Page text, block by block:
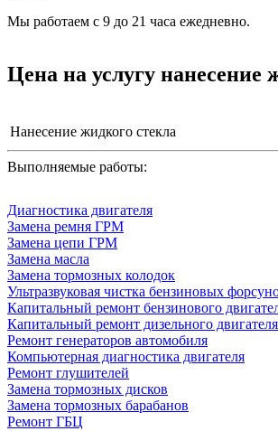
Мы работаем с 9 до 21 часа ежедневно.
Цена на услугу нанесение
Нанесение жидкого стекла
Выполняемые работы:
Диагностика двигателя
Замена ремня ГРМ
Замена цепи ГРМ
Замена масла
Замена тормозных колодок
Ультразвуковая чистка бензиновых
Капитальный ремонт бензинового
Капитальный ремонт дизельного двигателя
Ремонт генераторов автомобиля
Компьютерная диагностика двигателя
Ремонт глушителей
Замена тормозных дисков
Замена тормозных барабанов
Ремонт ГБЦ